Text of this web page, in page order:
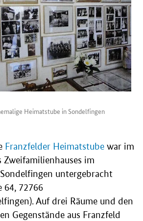
Heimatstube in Sondelfingen
Franzfelder Heimatstube war im
Zweifamilienhauses im
untergebracht
64, 72766
Auf drei Räume und den
Gegenstände aus Franzfeld